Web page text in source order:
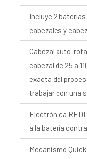
Incluye 2
cabezales y
Cabezal auto-
cabezal de 25 a
exacta del
trabajar con una
Electrónica
a la batería
Mecanismo